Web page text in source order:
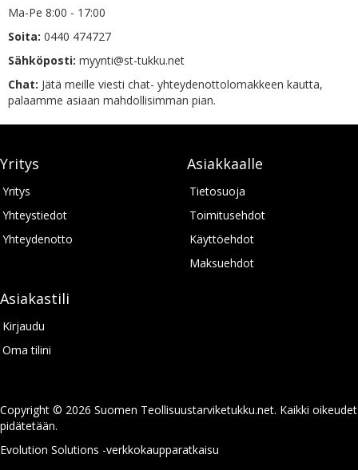
Ma-Pe 8:00 - 17:00
Soita: 0440 474727
Sähköposti: myynti@st-tukku.net
Chat: Jätä meille viesti chat- yhteydenottolomakkeen kautta,
palaamme asiaan mahdollisimman pian.
Yritys
Yritys
Yhteystiedot
Yhteydenotto
Asiakkaalle
Tietosuoja
Toimitusehdot
Käyttöehdot
Maksuehdot
Asiakastili
Kirjaudu
Oma tilini
Copyright © 2026 Suomen Teollisuustarviketukku.net. Kaikki oikeudet
pidätetään.
Evolution Solutions -verkkokaupparatkaisu